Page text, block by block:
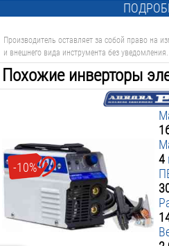
Производитель оставляет за собой право на
и внешнего вида инструмента без уведомления.
Похожие инверторы
-10%
4